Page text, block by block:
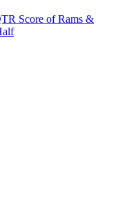
Score of Rams &